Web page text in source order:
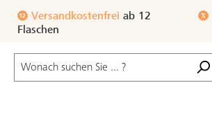
Hauptinhalt springen
Zur Suche springen
Zur Hauptnavigation springen
Versandkostenfrei ab 12
Flaschen